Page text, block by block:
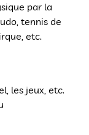
par la
tennis de
etc.
les jeux, etc.